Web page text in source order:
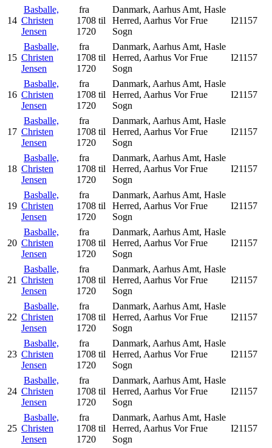
14
Basballe,
Christen
Jensen
fra
1708 til
1720
Danmark, Aarhus Amt, Hasle
Herred, Aarhus Vor Frue
Sogn
I21157
15
Basballe,
Christen
Jensen
fra
1708 til
1720
Danmark, Aarhus Amt, Hasle
Herred, Aarhus Vor Frue
Sogn
I21157
16
Basballe,
Christen
Jensen
fra
1708 til
1720
Danmark, Aarhus Amt, Hasle
Herred, Aarhus Vor Frue
Sogn
I21157
17
Basballe,
Christen
Jensen
fra
1708 til
1720
Danmark, Aarhus Amt, Hasle
Herred, Aarhus Vor Frue
Sogn
I21157
18
Basballe,
Christen
Jensen
fra
1708 til
1720
Danmark, Aarhus Amt, Hasle
Herred, Aarhus Vor Frue
Sogn
I21157
19
Basballe,
Christen
Jensen
fra
1708 til
1720
Danmark, Aarhus Amt, Hasle
Herred, Aarhus Vor Frue
Sogn
I21157
20
Basballe,
Christen
Jensen
fra
1708 til
1720
Danmark, Aarhus Amt, Hasle
Herred, Aarhus Vor Frue
Sogn
I21157
21
Basballe,
Christen
Jensen
fra
1708 til
1720
Danmark, Aarhus Amt, Hasle
Herred, Aarhus Vor Frue
Sogn
I21157
22
Basballe,
Christen
Jensen
fra
1708 til
1720
Danmark, Aarhus Amt, Hasle
Herred, Aarhus Vor Frue
Sogn
I21157
23
Basballe,
Christen
Jensen
fra
1708 til
1720
Danmark, Aarhus Amt, Hasle
Herred, Aarhus Vor Frue
Sogn
I21157
24
Basballe,
Christen
Jensen
fra
1708 til
1720
Danmark, Aarhus Amt, Hasle
Herred, Aarhus Vor Frue
Sogn
I21157
25
Basballe,
Christen
Jensen
fra
1708 til
1720
Danmark, Aarhus Amt, Hasle
Herred, Aarhus Vor Frue
Sogn
I21157